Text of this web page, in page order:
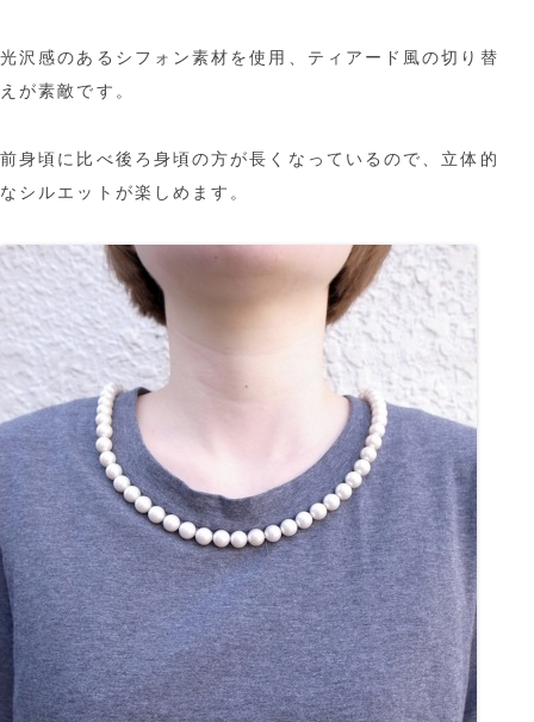
光沢感のあるシフォン素材を使用、ティアード風の切り替
えが素敵です。
前身頃に比べ後ろ身頃の方が長くなっているので、立体的
なシルエットが楽しめます。